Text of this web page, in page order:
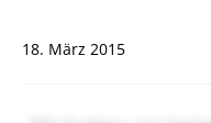
18. März 2015